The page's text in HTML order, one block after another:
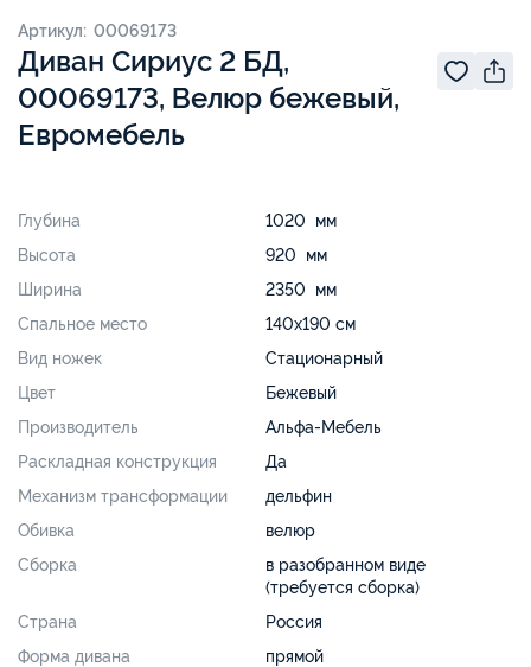
Диван Сириус 2 БД,
00069173, Велюр бежевый,
Евромебель
Артикул: 00069173
Глубина
1020 мм
Высота
920 мм
Ширина
2350 мм
Спальное место
140х190 см
Вид ножек
Стационарный
Цвет
Бежевый
Производитель
Альфа-Мебель
Раскладная конструкция
Да
Механизм трансформации
дельфин
Обивка
велюр
Сборка
в разобранном виде
(требуется сборка)
Страна
Россия
Форма дивана
прямой